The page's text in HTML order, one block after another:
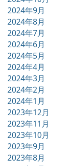
2024年9月
2024年8月
2024年7月
2024年6月
2024年5月
2024年4月
2024年3月
2024年2月
2024年1月
2023年12月
2023年11月
2023年10月
2023年9月
2023年8月